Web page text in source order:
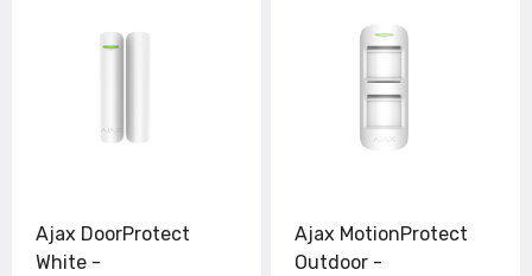
Ajax DoorProtect
White -
Ajax MotionProtect
Outdoor -